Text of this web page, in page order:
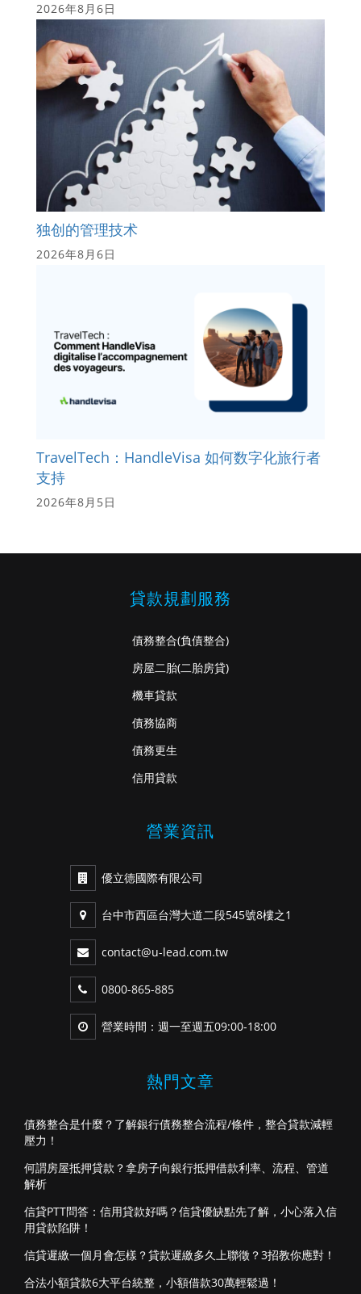
2026年8月6日
独创的管理技术
2026年8月6日
TravelTech：HandleVisa 如何数字化旅行者
支持
2026年8月5日
貸款規劃服務
債務整合(負債整合)
房屋二胎(二胎房貸)
機車貸款
債務協商
債務更生
信用貸款
營業資訊
優立德國際有限公司
台中市西區台灣大道二段545號8樓之1
contact@u-lead.com.tw
0800-865-885
營業時間：週一至週五09:00-18:00
熱門文章
債務整合是什麼？了解銀行債務整合流程/條件，整合貸款減輕
壓力！
何謂房屋抵押貸款？拿房子向銀行抵押借款利率、流程、管道
解析
信貸PTT問答：信用貸款好嗎？信貸優缺點先了解，小心落入信
用貸款陷阱！
信貸遲繳一個月會怎樣？貸款遲繳多久上聯徵？3招教你應對！
合法小額貸款6大平台統整，小額借款30萬輕鬆過！